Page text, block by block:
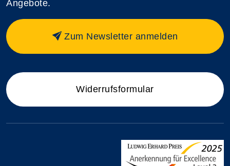
Angebote.
Zum Newsletter anmelden
Widerrufsformular